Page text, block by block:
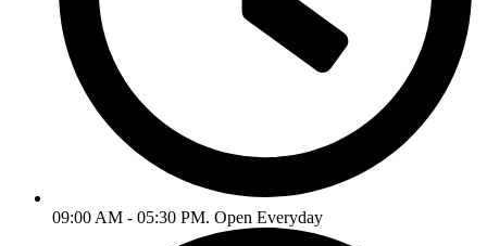
09:00 AM - 05:30 PM. Open Everyday